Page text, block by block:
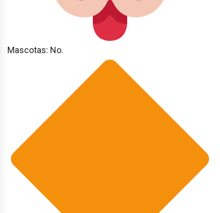
Mascotas: No.